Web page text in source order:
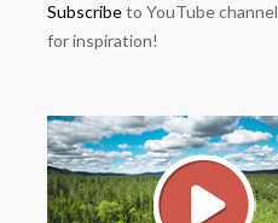
Subscribeto YouTube channel
for inspiration!